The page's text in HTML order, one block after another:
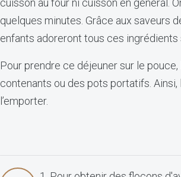
cuisson au four ni cuisson en général.
quelques minutes. Grâce aux saveurs
enfants adoreront tous ces ingrédients
Pour prendre ce déjeuner sur le pouce,
contenants ou des pots portatifs.
l’emporter.